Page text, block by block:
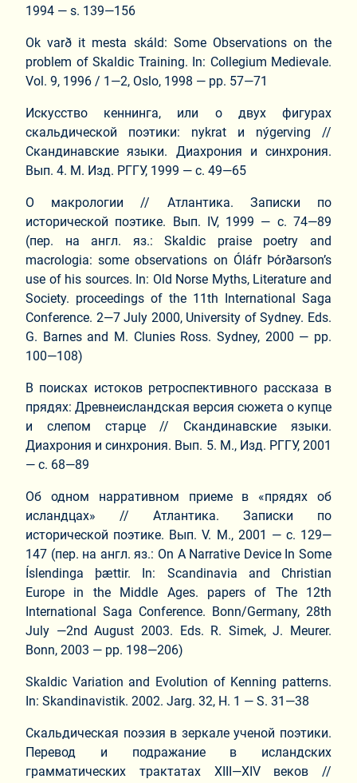
1994 — s. 139—156
Ok varð it mesta skáld: Some Observations on the
problem of Skaldic Training. In: Collegium Medievale.
Vol. 9, 1996 / 1—2, Oslo, 1998 — pp. 57—71
Искусство кеннинга, или о двух фигурах
скальдической поэтики: nykrat и nýgerving //
Скандинавские языки. Диахрония и синхрония.
Вып. 4. М. Изд. РГГУ, 1999 — с. 49—65
О макрологии // Атлантика. Записки по
исторической поэтике. Вып. IV, 1999 — с. 74—89
(пер. на англ. яз.: Skaldic praise poetry and
macrologia: some observations on Óláfr Þórðarson’s
use of his sources. In: Old Norse Myths, Literature and
Society. proceedings of the 11th International Saga
Conference. 2—7 July 2000, University of Sydney. Eds.
G. Barnes and M. Clunies Ross. Sydney, 2000 — pp.
100—108)
В поисках истоков ретроспективного рассказа в
прядях: Древнеисландская версия сюжета о купце
и слепом старце // Скандинавские языки.
Диахрония и синхрония. Вып. 5. М., Изд. РГГУ, 2001
— с. 68—89
Об одном нарративном приеме в «прядях об
исландцах» // Атлантика. Записки по
исторической поэтике. Вып. V. М., 2001 — с. 129—
147 (пер. на англ. яз.: On A Narrative Device In Some
Íslendinga þættir. In: Scandinavia and Christian
Europe in the Middle Ages. papers of The 12th
International Saga Conference. Bonn/Germany, 28th
July —2nd August 2003. Eds. R. Simek, J. Meurer.
Bonn, 2003 — pp. 198—206)
Skaldic Variation and Evolution of Kenning patterns.
In: Skandinavistik. 2002. Jarg. 32, H. 1 — S. 31—38
Скальдическая поэзия в зеркале ученой поэтики.
Перевод и подражание в исландских
грамматических трактатах XIII—XIV веков //